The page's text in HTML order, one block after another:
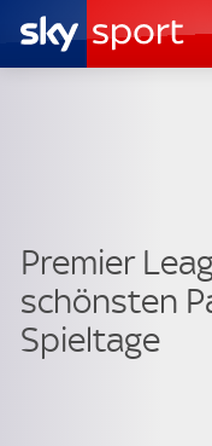
Premier
schönsten
Spieltage